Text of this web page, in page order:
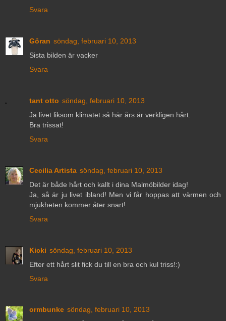
Svara
Göran söndag, februari 10, 2013
Sista bilden är vacker
Svara
tant otto söndag, februari 10, 2013
Ja livet liksom klimatet så här års är verkligen hårt.
Bra trissat!
Svara
Cecilia Artista söndag, februari 10, 2013
Det är både hårt och kallt i dina Malmöbilder idag!
Ja, så är ju livet ibland! Men vi får hoppas att värmen och
mjukheten kommer åter snart!
Svara
Kicki söndag, februari 10, 2013
Efter ett hårt slit fick du till en bra och kul triss!:)
Svara
ormbunke söndag, februari 10, 2013